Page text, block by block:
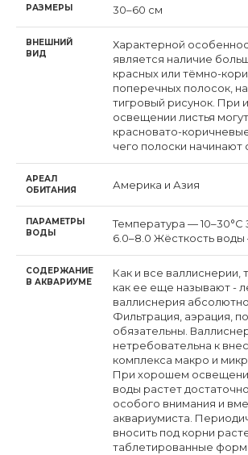
РАЗМЕРЫ 30–60 см
ВНЕШНИЙ
ВИД
Характерной
является наличие
красных или тёмно-
поперечных полосок,
тигровый рисунок. При
освещении листья
красновато-
чего полоски начинают
АРЕАЛ
ОБИТАНИЯ
Америка и Азия
ПАРАМЕТРЫ
ВОДЫ
Температура —
6.0–8.0 Жёсткость воды
СОДЕРЖАНИЕ
В АКВАРИУМЕ
Как и все валлиснерии,
как ее еще называют -
валлиснерия
Фильтрация, аэрация,
обязательны.
нетребовательна к
комплекса макро и
При хорошем
воды растет
особого внимания и
аквариумиста.
вносить под корни
таблетированные